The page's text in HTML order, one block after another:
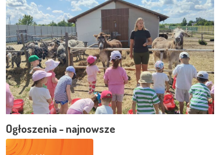
Ogłoszenia - najnowsze